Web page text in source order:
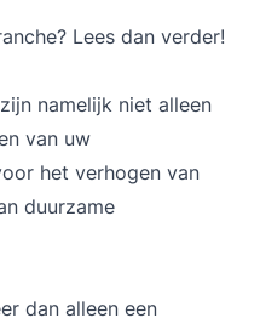
Lees dan verder!
namelijk niet alleen
van uw
het verhogen van
duurzame
dan alleen een